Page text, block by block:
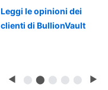
Leggi le opinioni dei
clienti di BullionVault
◀ ⬤ ⬤ ⬤ ⬤ ⬤ ▶